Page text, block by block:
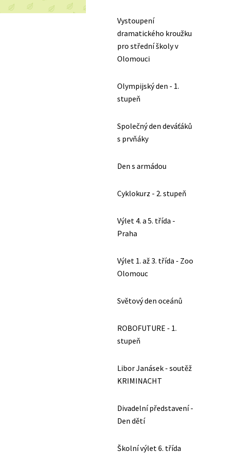
Vystoupení
dramatického kroužku
pro střední školy v
Olomouci
Olympijský den - 1.
stupeň
Společný den deváťáků
s prvňáky
Den s armádou
Cyklokurz - 2. stupeň
Výlet 4. a 5. třída -
Praha
Výlet 1. až 3. třída - Zoo
Olomouc
Světový den oceánů
ROBOFUTURE - 1.
stupeň
Libor Janásek - soutěž
KRIMINACHT
Divadelní představení -
Den dětí
Školní výlet 6. třída